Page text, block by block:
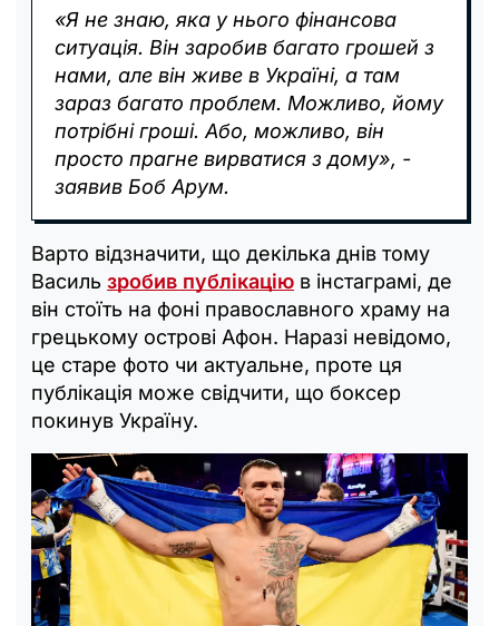
«Я не знаю, яка у нього фінансова
ситуація. Він заробив багато грошей з
нами, але він живе в Україні, а там
зараз багато проблем. Можливо, йому
потрібні гроші. Або, можливо, він
просто прагне вирватися з дому», -
заявив Боб Арум.
Варто відзначити, що декілька днів тому
Василь зробив публікацію в інстаграмі, де
він стоїть на фоні православного храму на
грецькому острові Афон. Наразі невідомо,
це старе фото чи актуальне, проте ця
публікація може свідчити, що боксер
покинув Україну.